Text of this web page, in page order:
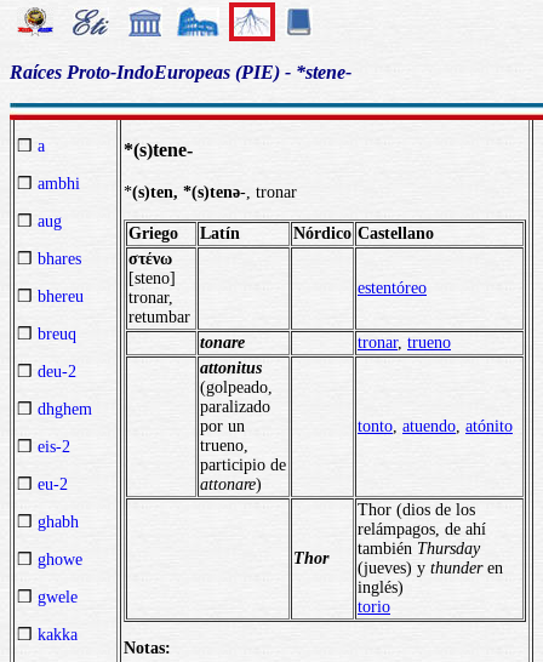
Raíces Proto-IndoEuropeas (PIE) - *stene-
❒ a
❒ ambhi
❒ aug
❒ bhares
❒ bhereu
❒ breuq
❒ deu-2
❒ dhghem
❒ eis-2
❒ eu-2
❒ ghabh
❒ ghowe
❒ gwele
❒ kakka
*(s)tene-
*(s)ten, *(s)tenә-, tronar
Griego Latín Nórdico Castellano
στένω
[steno]
tronar,
retumbar
estentóreo
tonare tronar, trueno
attonitus
(golpeado,
paralizado
por un
trueno,
participio de
attonare)
tonto atuendo atónito
Thor
Thor (dios de los
relámpagos, de ahí
también Thursday
(jueves) y thunderen
inglés)
torio
Notas: